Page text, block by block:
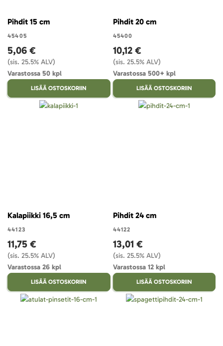
Pihdit 15 cm
45405
5,06 €
(sis. 25.5% ALV)
Varastossa 50 kpl
LISÄÄ OSTOSKORIIN
Pihdit 20 cm
45400
10,12 €
(sis. 25.5% ALV)
Varastossa 500+ kpl
LISÄÄ OSTOSKORIIN
Kalapiikki 16,5 cm
44123
11,75 €
(sis. 25.5% ALV)
Varastossa 26 kpl
LISÄÄ OSTOSKORIIN
Pihdit 24 cm
44122
13,01 €
(sis. 25.5% ALV)
Varastossa 12 kpl
LISÄÄ OSTOSKORIIN